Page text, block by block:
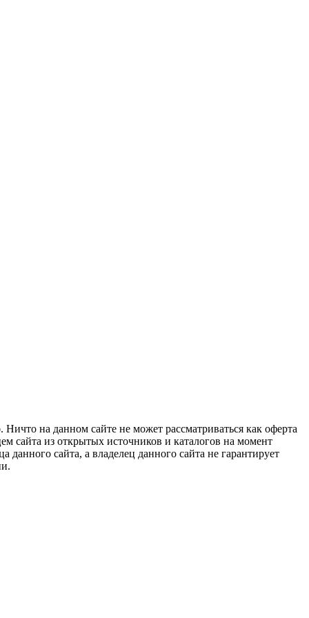
на данном сайте не может рассматриваться как оферта
сайта из открытых источников и каталогов на момент
сайта, а владелец данного сайта не гарантирует